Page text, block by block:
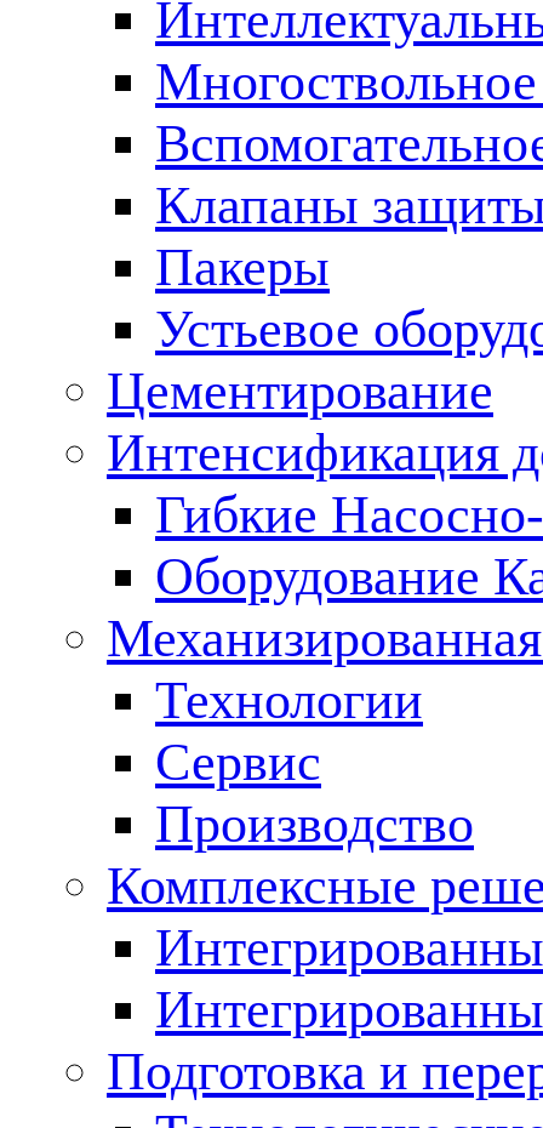
Клапаны
Пакеры
Устьевое
Цементирование
Интенсификация
Гибкие
Оборудование
Технологии
Сервис
Производство
Комплексные
Подготовка и